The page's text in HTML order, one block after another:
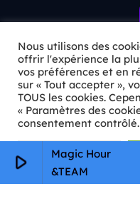
play_arrow
Magic Hour
&TEAM
ℹ️ INFOS PRATIQUES
✉️Contact
🦊Qui sommes-nous
📄
Mentions légales
Nous utilisons des
offrir l'expérience la
vos préférences et en
sur « Tout accepter »,
TOUS les cookies.
« Paramètres des
consentement contrôlé.
Paramètres Cookie